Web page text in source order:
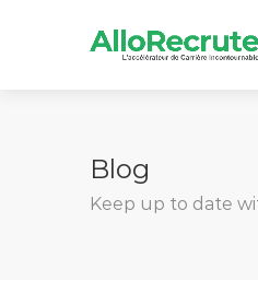
Blog
Keep up to date